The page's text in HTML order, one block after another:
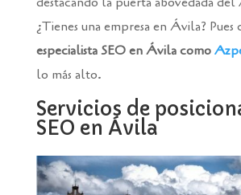
¿Tienes una empresa en Ávila? Pues
especialista SEO en Ávila como
lo más alto.
Servicios de
SEO en Ávila